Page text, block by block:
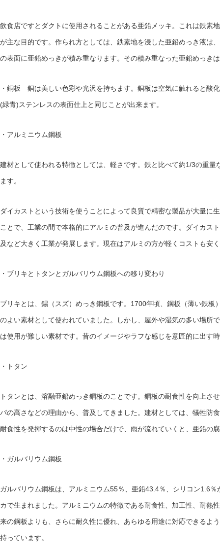
飲食店ですとダクトに使用されることがある亜鉛メッキ。これは鉄素
が主な目的です。作られ方としては、鉄素地を浸した亜鉛めっき液は
の表面に亜鉛めっきが積み重なります。その積み重なった亜鉛めっき
・銅板 銅は美しい色彩や光沢を持ちます。銅板は空気に触れると酸
(緑青)ステンレスの表面仕上と同じことが出来ます。
・アルミニウム鋼板
建材として使われる特徴としては、軽さです。鉄と比べて約1/3の重量
ます。
ダイカストという技術を使うことによって良質で精密な製品が大量に
ことで、工業の間で本格的にアルミの普及が進んだのです。ダイカス
及など大きく工業が発展します。現在はアルミの方が軽くコストも安
・ブリキとトタンとガルバリウム鋼板への移り変わり
ブリキとは、錫（スズ）めっき鋼板です。 1700年頃、鋼板（薄い鉄板
のよい素材として使われていました。しかし、屋外や湿気の多い場所
は使用が難しい素材です。昔のイメージやラフな感じを意匠的に出す
・トタン
トタンとは、溶融亜鉛めっき鋼板のことです。鋼板の耐食性を向上さ
パの高さなどの理由から、普及してきました。建材としては、犠牲防
耐食性を発揮するのは中性の場合だけで、雨が流れていくと、亜鉛の
・ガルバリウム鋼板
ガルバリウム鋼板は、アルミニウム55％、亜鉛43.4％、シリコン1.6％
カで生まれました。アルミニウムの特徴である耐食性、加工性、耐熱
来の鋼板よりも、さらに耐久性に優れ、あらゆる用途に対応できるよ
持っています。